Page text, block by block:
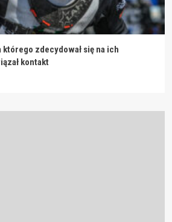
zdecydował się na ich
kontakt